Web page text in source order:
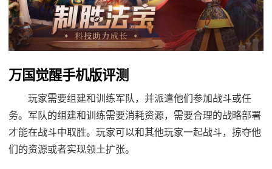
万国觉醒手机版评测
玩家需要组建和训练军队，并派遣他们参加战斗或任
务。军队的组建和训练需要消耗资源，需要合理的战略部署
才能在战斗中取胜。玩家可以和其他玩家一起战斗，掠夺他
们的资源或者实现领土扩张。